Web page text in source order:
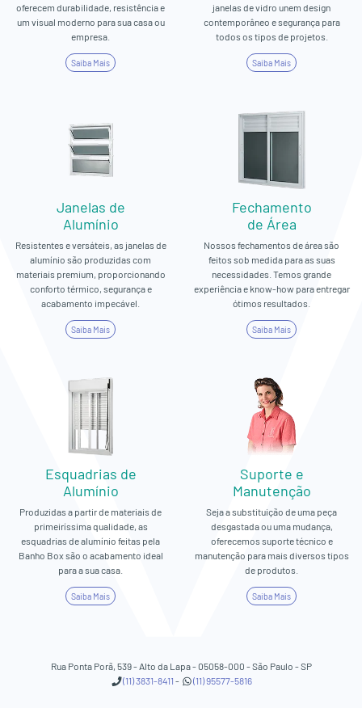
oferecem durabilidade, resistência e
um visual moderno para sua casa ou
empresa.
Saiba Mais
janelas de vidro unem design
contemporâneo e segurança para
todos os tipos de projetos.
Saiba Mais
Janelas de
Alumínio
Resistentes e versáteis, as janelas de
alumínio são produzidas com
materiais premium, proporcionando
conforto térmico, segurança e
acabamento impecável.
Saiba Mais
Fechamento
de Área
Nossos fechamentos de área são
feitos sob medida para as suas
necessidades. Temos grande
experiência e know-how para entregar
ótimos resultados.
Saiba Mais
Esquadrias de
Alumínio
Produzidas a partir de materiais de
primeiríssima qualidade, as
esquadrias de alumínio feitas pela
Banho Box são o acabamento ideal
para a sua casa.
Saiba Mais
Suporte e
Manutenção
Seja a substituição de uma peça
desgastada ou uma mudança,
oferecemos suporte técnico e
manutenção para mais diversos tipos
de produtos.
Saiba Mais
Rua Ponta Porã, 539 - Alto da Lapa - 05058-000 - São Paulo - SP
(11) 3831-8411 - (11) 95577-5816